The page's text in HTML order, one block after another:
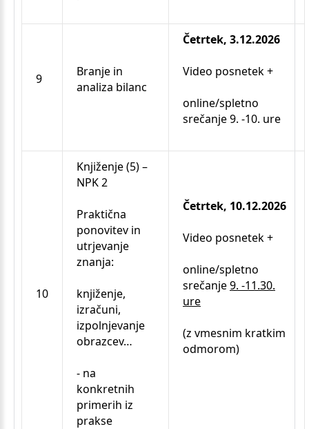
9
Branje in
analiza bilanc
Četrtek, 3.12.2026
Video posnetek +
online/spletno
srečanje 9. -10. ure
10
Knjiženje (5) –
NPK 2
Praktična
ponovitev in
utrjevanje
znanja:
knjiženje,
izračuni,
izpolnjevanje
obrazcev…
- na
konkretnih
primerih iz
prakse
Četrtek, 10.12.2026
Video posnetek +
online/spletno
srečanje9. -11.30.
ure
(z vmesnim kratkim
odmorom)